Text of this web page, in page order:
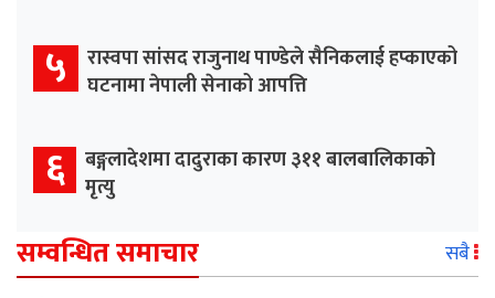
५ रास्वपा सांसद राजुनाथ पाण्डेले सैनिकलाई हप्काएको
घटनामा नेपाली सेनाको आपत्ति
६ बङ्गलादेशमा दादुराका कारण ३११ बालबालिकाको
मृत्यु
सम्वन्धित समाचार सबै